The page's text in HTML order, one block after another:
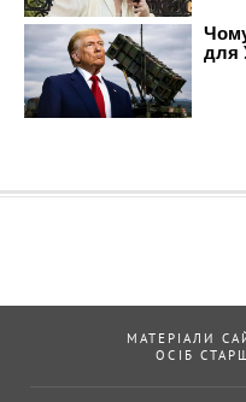
МАТЕРІАЛИ
ОСІБ